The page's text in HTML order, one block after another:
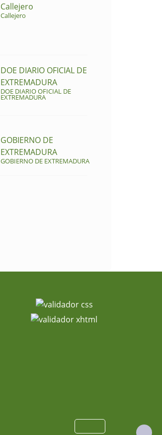
Callejero
Callejero
DOE DIARIO OFICIAL DE
EXTREMADURA
DOE DIARIO OFICIAL DE
EXTREMADURA
GOBIERNO DE
EXTREMADURA
GOBIERNO DE EXTREMADURA